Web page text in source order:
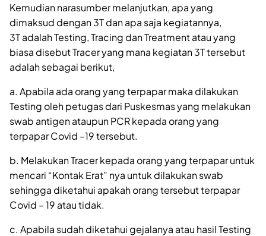
Kemudian narasumber melanjutkan, apa yang
dimaksud dengan 3T dan apa saja kegiatannya,
3T adalah Testing, Tracing dan Treatment atau yang
biasa disebut Tracer yang mana kegiatan 3T tersebut
adalah sebagai berikut,
a. Apabila ada orang yang terpapar maka dilakukan
Testing oleh petugas dari Puskesmas yang melakukan
swab antigen ataupun PCR kepada orang yang
terpapar Covid –19 tersebut.
b. Melakukan Tracer kepada orang yang terpapar untuk
mencari “Kontak Erat” nya untuk dilakukan swab
sehingga diketahui apakah orang tersebut terpapar
Covid – 19 atau tidak.
c. Apabila sudah diketahui gejalanya atau hasil Testing